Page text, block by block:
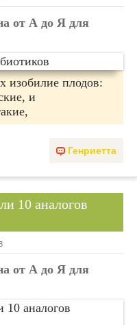
от А до Я для
изобилие плодов:
и
Генриетта
10 аналогов
от А до Я для